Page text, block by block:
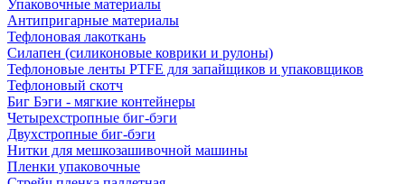
Упаковочные материалы
Антипригарные материалы
Тефлоновая лакоткань
Силапен (силиконовые коврики и рулоны)
Тефлоновые ленты PTFE для запайщиков и упаковщиков
Тефлоновый скотч
Биг Бэги - мягкие контейнеры
Четырехстропные биг-бэги
Двухстропные биг-бэги
Нитки для мешкозашивочной машины
Пленки упаковочные